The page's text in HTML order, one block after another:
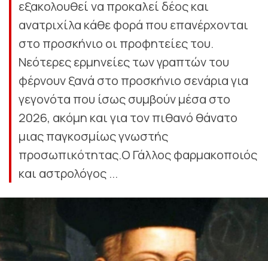
εξακολουθεί να προκαλεί δέος και
ανατριχίλα κάθε φορά που επανέρχονται
στο προσκήνιο οι προφητείες του.
Νεότερες ερμηνείες των γραπτών του
φέρνουν ξανά στο προσκήνιο σενάρια για
γεγονότα που ίσως συμβούν μέσα στο
2026, ακόμη και για τον πιθανό θάνατο
μιας παγκοσμίως γνωστής
προσωπικότητας.Ο Γάλλος φαρμακοποιός
και αστρολόγος ...